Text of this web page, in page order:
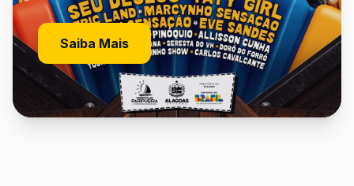
Saiba Mais